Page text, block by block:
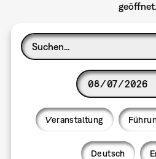
geöffnet.
Veranstaltung
Deutsch